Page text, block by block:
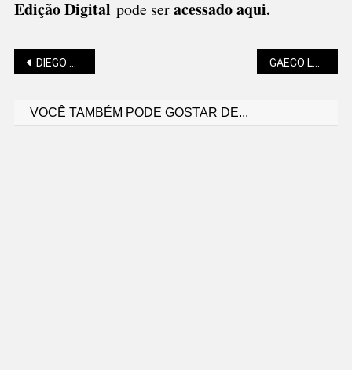
Edição Digital pode seracessado aqui.
Navegação
DIEGO ANDRADE: SANTA CATARINA ENTRE O DISCURSO E OS INVESTIMENTOS FEDERAIS
VOCÊ TAMBÉM PODE GOSTAR DE...